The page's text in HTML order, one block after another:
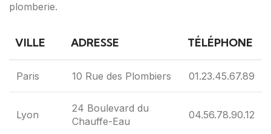
plomberie.
VILLE ADRESSE TÉLÉPHONE
Paris 10 Rue des Plombiers 01.23.45.67.89
Lyon
24 Boulevard du
Chauffe-Eau
04.56.78.90.12